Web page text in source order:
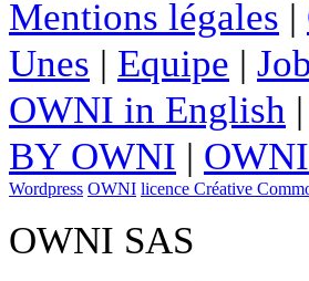
Mentions légales |
Unes | Equipe |
OWNI in English |
BY OWNI |
Wordpress OWNI licence Créative
OWNI SAS